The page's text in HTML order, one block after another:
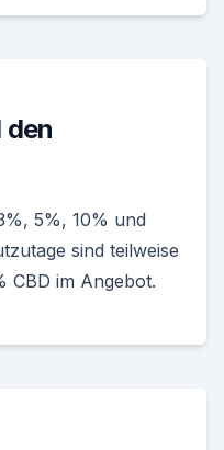
den
5%, 10% und
sind teilweise
CBD im Angebot.